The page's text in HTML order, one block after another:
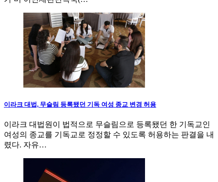
이라크 대법, 무슬림 등록됐던 기독 여성 종교 변경 허용
이라크 대법원이 법적으로 무슬림으로 등록됐던 한 기독교인
여성의 종교를 기독교로 정정할 수 있도록 허용하는 판결을 내
렸다. 자유…